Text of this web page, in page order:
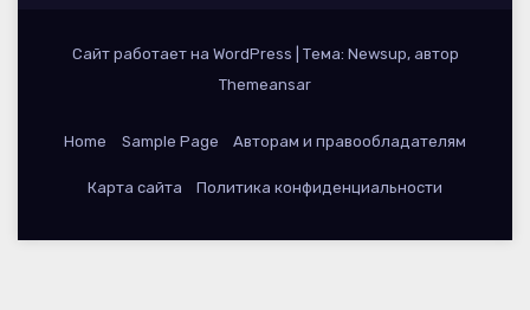
Сайт работает на WordPress
Тема: Newsup, автор
Themeansar
Home Sample Page Авторам и правообладателям
Карта сайта Политика конфиденциальности